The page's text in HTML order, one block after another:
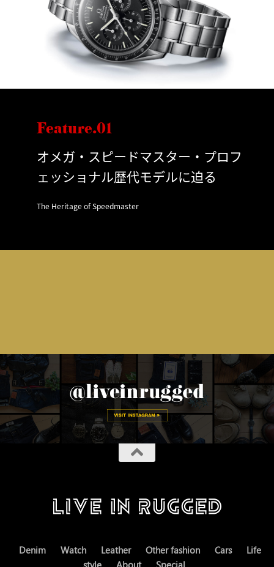
Feature.01
オメガ・スピードマスター・プロフ
ェッショナル歴代モデルに迫る
The Heritage of Speedmaster
Denim Watch Leather Other fashion Cars
Life
style
About Special